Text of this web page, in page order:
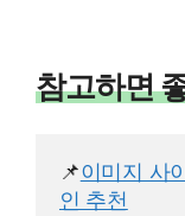
참고하면
📌이미지 사
인 추천